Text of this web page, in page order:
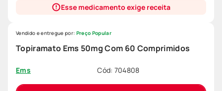
Esse medicamento exige receita
Topiramato Ems 50mg Com 60 Comprimidos
Ems Cód: 704808
Vendido e entregue por: Preço Popular